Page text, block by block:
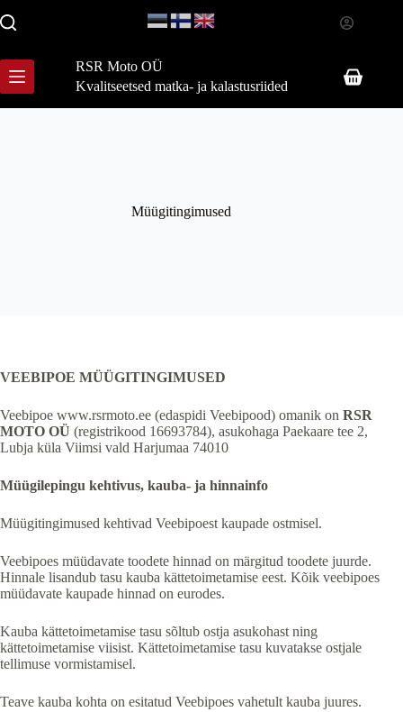
to
RSR Moto OÜ
Kvalitseetsed matka- ja kalastusriided
Shopping
Müügitingimused
VEEBIPOE MÜÜGITINGIMUSED
Veebipoe www.rsrmoto.ee (edaspidi Veebipood) omanik on RSR
MOTO OÜ (registrikood 16693784), asukohaga Paekaare tee 2,
Lubja küla Viimsi vald Harjumaa 74010
Müügilepingu kehtivus, kauba- ja hinnainfo
Müügitingimused kehtivad Veebipoest kaupade ostmisel.
Veebipoes müüdavate toodete hinnad on märgitud toodete juurde.
Hinnale lisandub tasu kauba kättetoimetamise eest. Kõik veebipoes
müüdavate kaupade hinnad on eurodes.
Kauba kättetoimetamise tasu sõltub ostja asukohast ning
kättetoimetamise viisist. Kättetoimetamise tasu kuvatakse ostjale
tellimuse vormistamisel.
Teave kauba kohta on esitatud Veebipoes vahetult kauba juures.